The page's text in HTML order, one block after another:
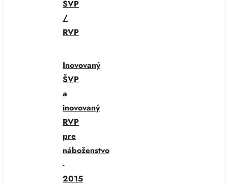
ŠVP
/
RVP
Inovovaný
ŠVP
a
inovovaný
RVP
pre
náboženstvo
-
2015